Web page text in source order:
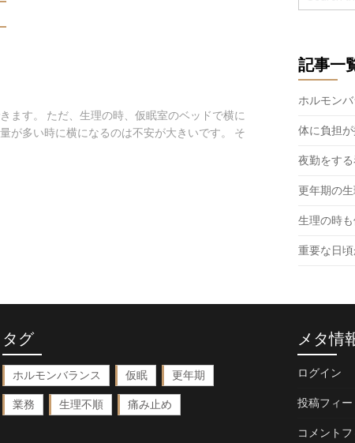
ます。 ただ、生理の時、仮眠室のベッドで横に
が多い時に横になるのは不安が大きいです。 そ
記事一
ホルモン
体に負担
夜勤をす
更年期の
生理の時
重要な日
タグ
ホルモンバランス 仮眠 更年期
業務 生理不順 痛み止め
メタ情
ログイン
投稿フィー
コメントフ